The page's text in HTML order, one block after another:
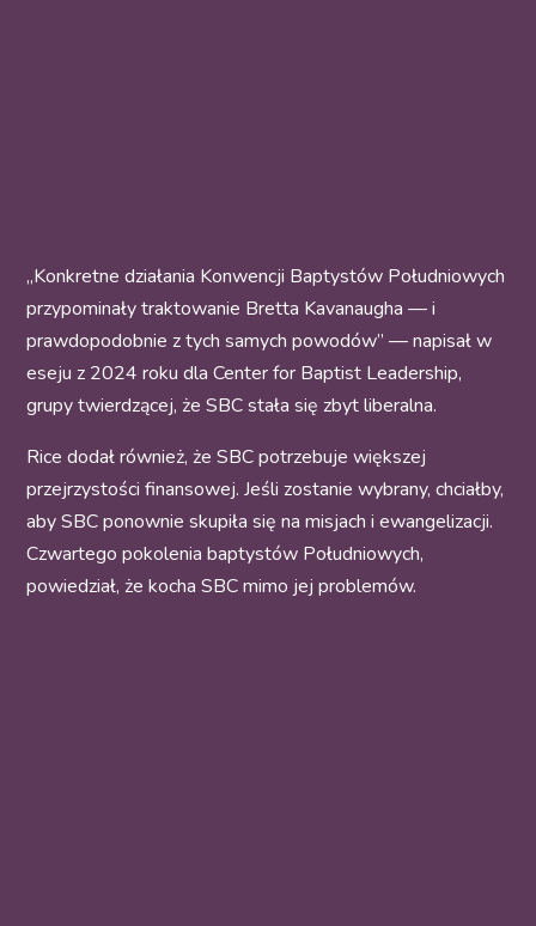
„Konkretne działania Konwencji Baptystów Południowych
przypominały traktowanie Bretta Kavanaugha — i
prawdopodobnie z tych samych powodów” — napisał w
eseju z 2024 roku dla Center for Baptist Leadership,
grupy twierdzącej, że SBC stała się zbyt liberalna.
Rice dodał również, że SBC potrzebuje większej
przejrzystości finansowej. Jeśli zostanie wybrany, chciałby,
aby SBC ponownie skupiła się na misjach i ewangelizacji.
Czwartego pokolenia baptystów Południowych,
powiedział, że kocha SBC mimo jej problemów.